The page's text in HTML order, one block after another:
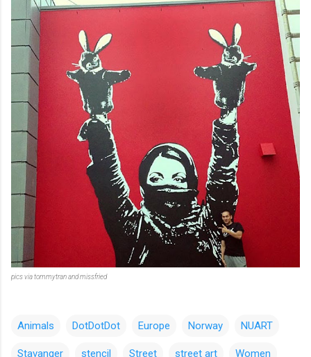
pics via tommytran and missfried
Animals DotDotDot Europe Norway NUART
Stavanger stencil Street street art Women